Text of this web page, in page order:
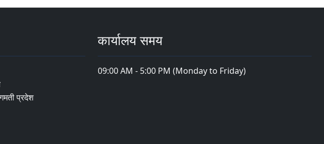
प्रदेश
कार्यालय समय
09:00 AM - 5:00 PM (Monday to Friday)